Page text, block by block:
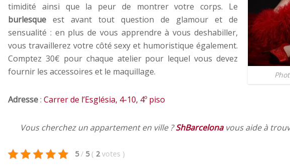
timidité ainsi que la peur de montrer votre corps. Le
burlesque est avant tout question de glamour et de
sensualité : en plus de vous apprendre à vous deshabiller,
vous travaillerez votre côté sexy et humoristique également.
Comptez 30€ pour chaque atelier pour lequel vous devez
fournir les accessoires et le maquillage.
Adresse: Carrer de l’Església, 4-10, 4º piso
Vous cherchez un appartement en ville ?ShBarcelonavous aide à
5 / 5 ( 2 votes )